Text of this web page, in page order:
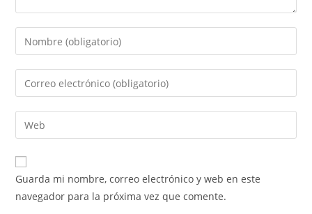
Introduce
tu
nombre
de
usuario
para
comentar
Introduce
tu
dirección
de
electrónico
para
comentar
Introduce
la
URL
de
Guarda mi nombre, correo electrónico y web en este
navegador para la próxima vez que comente.